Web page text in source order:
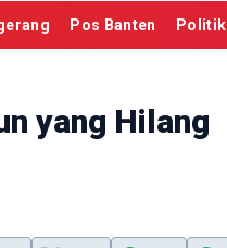
Pos Banten Politik
yang Hilang